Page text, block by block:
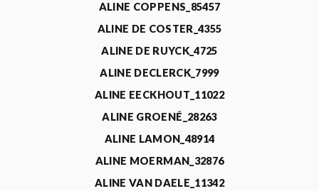
ALINE COPPENS_85457
ALINE DE COSTER_4355
ALINE DE RUYCK_4725
ALINE DECLERCK_7999
ALINE EECKHOUT_11022
ALINE GROENÉ_28263
ALINE LAMON_48914
ALINE MOERMAN_32876
ALINE VAN DAELE_11342